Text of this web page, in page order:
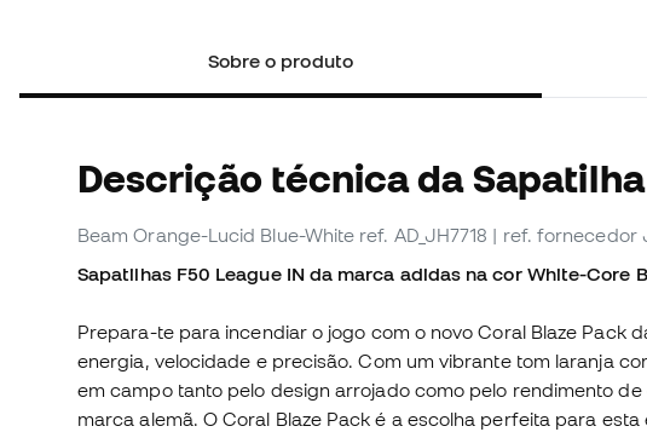
Sobre o produto
Descrição técnica da
Beam Orange-Lucid Blue-White ref. AD_JH7718 | ref. fornecedor
Sapatilhas F50 League IN da marca adidas na cor White-Core
Prepara-te para incendiar o jogo com o novo Coral Blaze Pack
energia, velocidade e precisão. Com um vibrante tom laranja
em campo tanto pelo design arrojado como pelo rendimento
marca alemã. O Coral Blaze Pack é a escolha perfeita para esta